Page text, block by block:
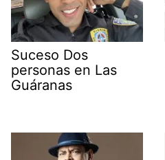
Suceso Dos
personas en Las
Guáranas